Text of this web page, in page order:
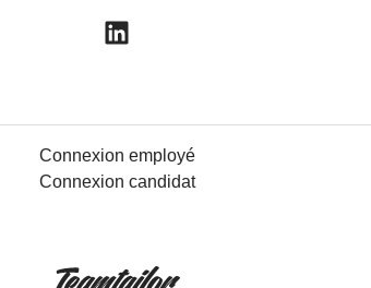
Connexion employé
Connexion candidat